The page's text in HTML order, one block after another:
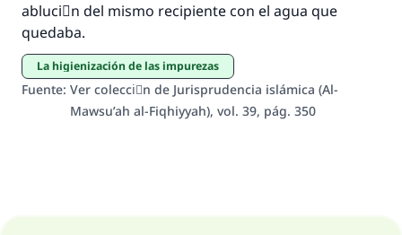
abluciَn del mismo recipiente con el agua que
quedaba.
La higienización de las impurezas
Fuente: Ver colecciَn de Jurisprudencia islámica (Al-
Mawsu’ah al-Fiqhiyyah), vol. 39, pág. 350
Contribuir